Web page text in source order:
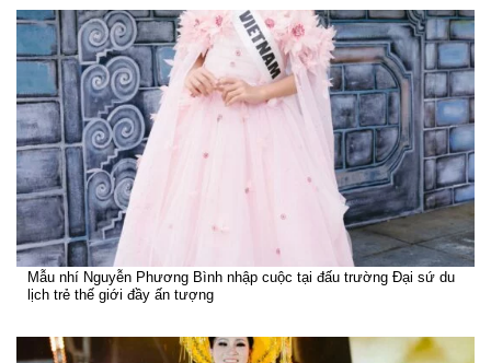
Mẫu nhí Nguyễn Phương Bình nhập cuộc tại đấu trường Đại sứ du
lịch trẻ thế giới đầy ấn tượng